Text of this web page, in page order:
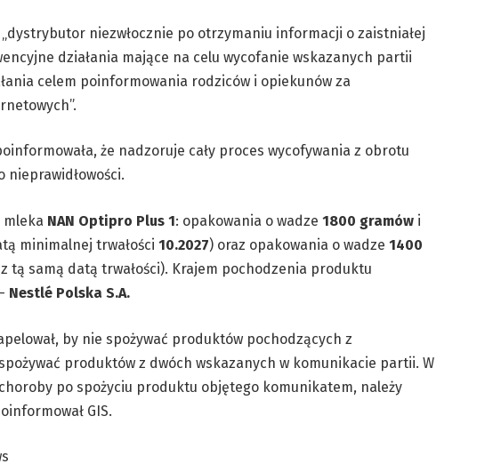
„dystrybutor niezwłocznie po otrzymaniu informacji o zaistniałej
działania mające na celu wycofanie wskazanych partii
celem poinformowania rodziców i opiekunów za
że nadzoruje cały proces wycofywania z obrotu
NAN Optipro Plus 1: opakowania o wadze 1800 gramówi
minimalnej trwałości 10.2027) oraz opakowania o wadze 1400
tą samą datą trwałości). Krajem pochodzenia produktu
Nestlé Polska S.A.
by nie spożywać produktów pochodzących z
produktów z dwóch wskazanych w komunikacie partii. W
po spożyciu produktu objętego komunikatem, należy
GIS.